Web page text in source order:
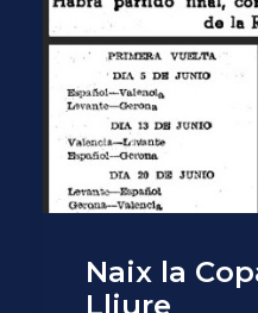
Naix la
Lliure